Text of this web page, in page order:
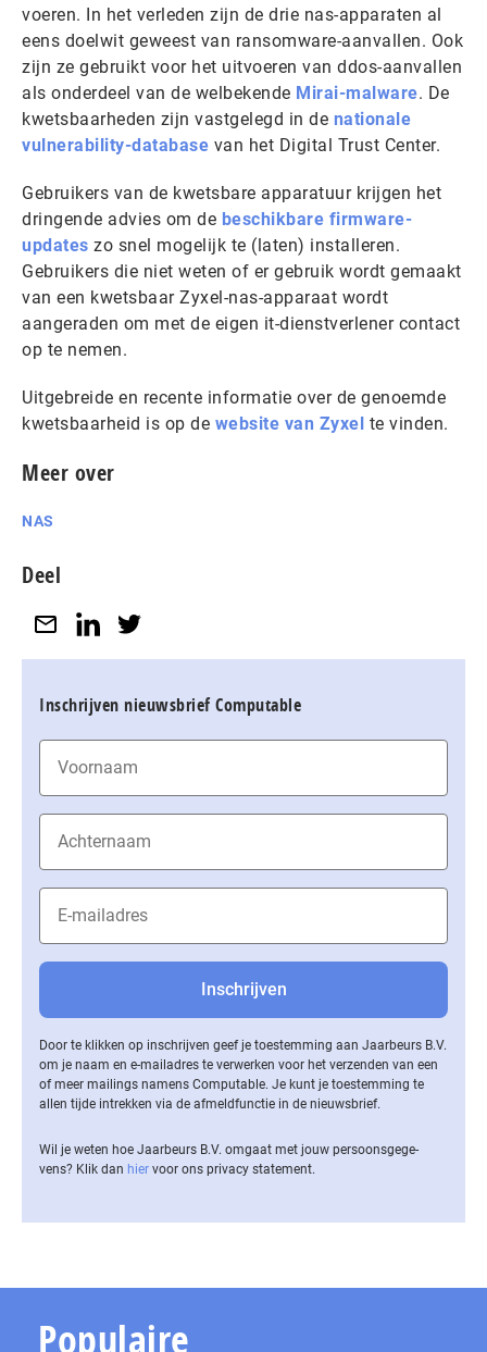
voeren. In het verleden zijn de drie nas-apparaten al
eens doelwit geweest van ransomware-aanvallen. Ook
zijn ze gebruikt voor het uitvoeren van ddos-aanvallen
als onderdeel van de welbekende Mirai-malware. De
kwetsbaarheden zijn vastgelegd in de nationale
vulnerability-database van het Digital Trust Center.
Gebruikers van de kwetsbare apparatuur krijgen het
dringende advies om de beschikbare firmware-
updates zo snel mogelijk te (laten) installeren.
Gebruikers die niet weten of er gebruik wordt gemaakt
van een kwetsbaar Zyxel-nas-apparaat wordt
aangeraden om met de eigen it-dienstverlener contact
op te nemen.
Uitgebreide en recente informatie over de genoemde
kwetsbaarheid is op de website van Zyxel te vinden.
Meer over
NAS
Deel
Inschrijven nieuwsbrief Computable
Door te klikken op inschrijven geef je toestemming aan Jaarbeurs B.V.
om je naam en e-mailadres te verwerken voor het verzenden van een
of meer mailings namens Computable. Je kunt je toestemming te
allen tijde intrekken via de af­meld­func­tie in de nieuwsbrief.
Wil je weten hoe Jaarbeurs B.V. omgaat met jouw per­soons­ge­ge­
vens? Klik dan hier voor ons privacy statement.
Populaire